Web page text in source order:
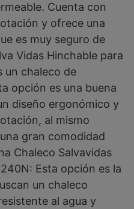
Cuenta con
y ofrece una
es muy seguro de
Vidas Hinchable para
un chaleco de
opción es una buena
diseño ergonómico y
al mismo
gran comodidad
Chaleco Salvavidas
Esta opción es la
un chaleco
al agua y